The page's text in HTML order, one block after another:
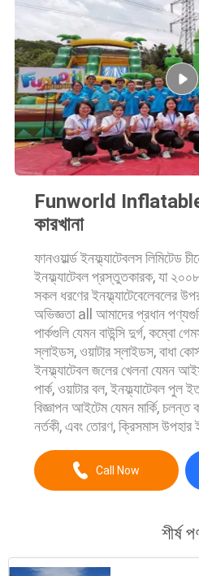
Funworld
কারখানা
ফানওয়ার্ল্ড ইনফ্ল্যাটেবলস লিমিটেড
ইনফ্ল্যাটেবল প্রস্তুতকারক, যা ২০০৮
সকল ধরণের ইনফ্ল্যাটেবেলেবলের
অভিজ্ঞতা all আমাদের প্রধান
পার্কগুলি যেমন বাউন্সি দুর্গ, কম্বো
স্লাইডস, ওয়াটার স্লাইডস, বাধা
ইনফ্ল্যাটেবল জলের খেলনা যেমন
পার্ক, ওয়াটার বল, ইনফ্ল্যাটেবল
বিজ্ঞাপন আইটেম যেমন মার্কি, চলন্ত
নর্তকী, এবং তোরণ, ক্রিসমাস উপহার
Call Now
শীর্ষ